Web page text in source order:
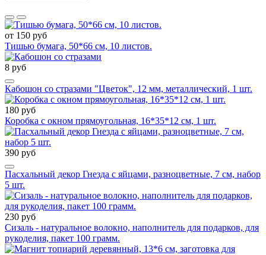
от 150 руб
Тишью бумага, 50*66 см, 10 листов.
8 руб
Кабошон со стразами "Цветок", 12 мм, металлический, 1 шт.
180 руб
Коробка с окном прямоугольная, 16*35*12 см, 1 шт.
390 руб
Пасхальный декор Гнезда с яйцами, разноцветные, 7 см, набор
5 шт.
230 руб
Сизаль - натуральное волокно, наполнитель для подарков, для
рукоделия, пакет 100 грамм.